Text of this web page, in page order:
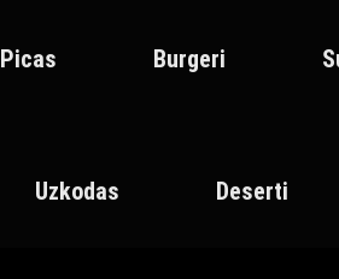
Picas Burgeri
Uzkodas Deserti